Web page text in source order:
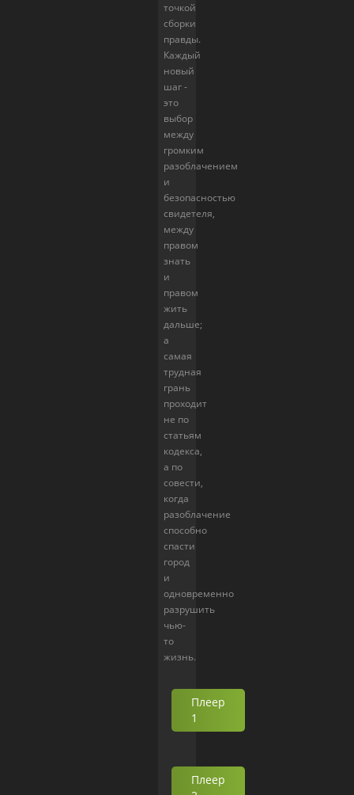
точкой
сборки
правды.
Каждый
новый
шаг -
это
выбор
между
громким
разоблачением
и
безопасностью
свидетеля,
между
правом
знать
и
правом
жить
дальше;
а
самая
трудная
грань
проходит
не по
статьям
кодекса,
а по
совести,
когда
разоблачение
способно
спасти
город
и
одновременно
разрушить
чью-
то
жизнь.
Плеер
1
Плеер